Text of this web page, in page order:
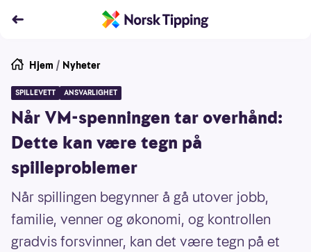
Hjem / Nyheter
SPILLEVETT ANSVARLIGHET
Når VM-spenningen tar overhånd:
Dette kan være tegn på
spilleproblemer
Når spillingen begynner å gå utover jobb,
familie, venner og økonomi, og kontrollen
gradvis forsvinner, kan det være tegn på et